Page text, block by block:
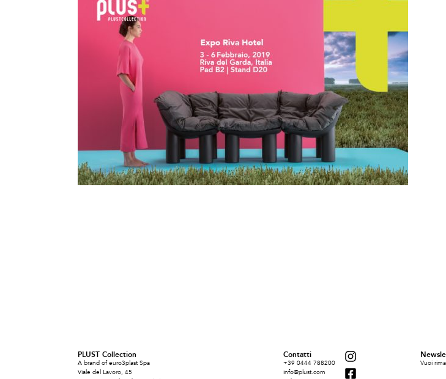
PLUST Collection
A brand of euro3plast Spa
Viale del Lavoro, 45
Contatti
+39 0444 788200
info@plust.com
Vuoi